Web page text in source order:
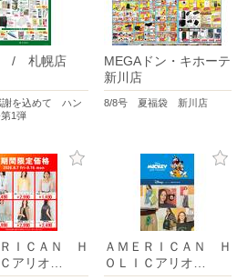
/ 札幌店
謝を込めて ハン
1弾
MEGAドン・キホーテ
新川店
8/8号 夏福袋 新川店
ＲＩＣＡＮ Ｈ
アリオ…
ＡＭＥＲＩＣＡＮ Ｈ
ＯＬＩＣアリオ…